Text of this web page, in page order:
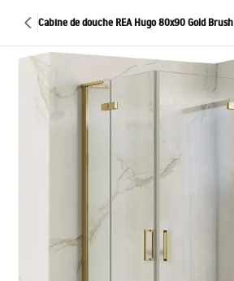
Cabine de douche REA Hugo 80x90 Gold Brush